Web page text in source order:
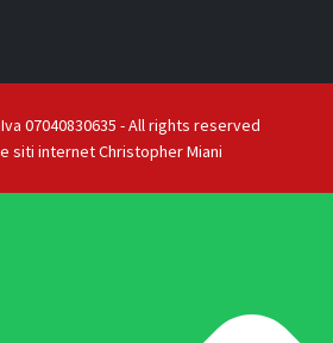
07040830635 - All rights reserved
siti internet Christopher Miani